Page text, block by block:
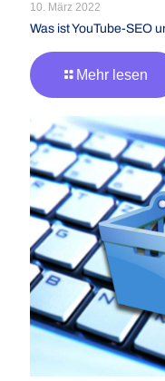
10. März 2022
Was ist YouTube-SEO
Mehr lesen